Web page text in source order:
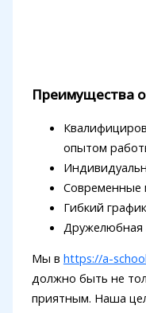
Преимущества
опытом
Современные
Гибкий
Дружелюбная
Мы в https://a-
должно быть не
приятным. Наша